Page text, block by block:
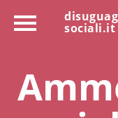
sociali.it